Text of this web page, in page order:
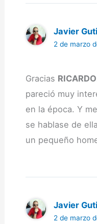
Javier
2 de marzo
Gracias RICARDO
pareció muy
en la época. Y
se hablase de
un pequeño
Javier
2 de marzo